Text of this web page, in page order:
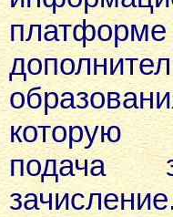
которую
подача